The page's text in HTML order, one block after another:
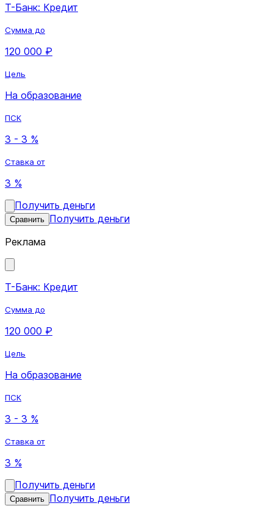
Т-Банк: Кредит
Сумма до
120 000 ₽
Цель
На образование
ПСК
3 - 3 %
Ставка от
3 %
Получить деньги
Сравнить Получить деньги
Реклама
Т-Банк: Кредит
Сумма до
120 000 ₽
Цель
На образование
ПСК
3 - 3 %
Ставка от
3 %
Получить деньги
Сравнить Получить деньги